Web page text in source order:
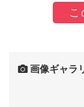
こ
画像ギャ